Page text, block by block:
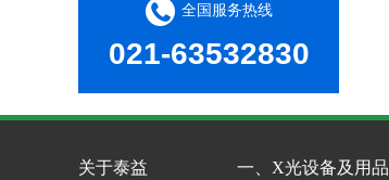
全国服务热线
021-63532830
关于泰益 一、X光设备及用品